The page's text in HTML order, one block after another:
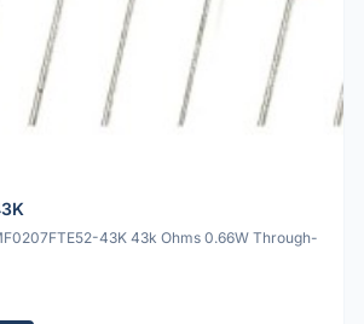
43K 43k Ohms 0.66W Through-